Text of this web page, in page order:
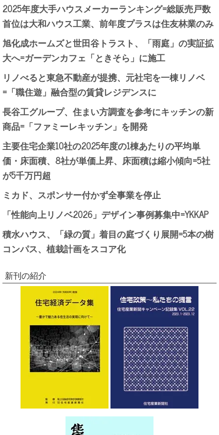
2025年度大手ハウスメーカーランキング=総販売戸数
首位は大和ハウス工業、前年度プラスは住友林業のみ
旭化成ホームズと世田谷トラスト、「雨庭」の実証拡
大へ=ガーデンカフェ「ときそら」に施工
リノべると東急不動産が提携、元社宅を一棟リノベ
=「職住遊」融合型の賃貸レジデンスに
長谷工グループ、住まい方調査を参考にキッチンの新
商品=「ファミーレキッチン」を開発
主要住宅企業10社の2025年度の1棟あたりの平均単
価・床面積、8社が単価上昇、床面積は縮小傾向=5社
が5千万円超
ミカド、スポンサー付かず全事業を停止
「性能向上リノベ2026」デザイン事例募集中=YKKAP
積水ハウス、「緑の質」着目の庭づくり展開=5本の樹
コンパス、植栽計画をスコア化
新刊の紹介